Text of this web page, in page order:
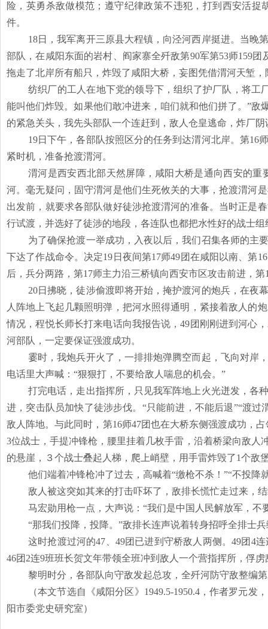
险，英勇杀敌做模范；遵守纪律政策不违犯，打到西安活
件。
18日，我军离开三原县大程镇，向泾河西岸挺进。当晚
部队，在咸阳东面的岩村、阎家寨全歼敌第90军第53师159
拖走了北岸所有船只，炸毁了咸阳大桥，妄图凭借渭河天堑
纺织厂的工人在地下党的领导下，组织了护厂队，将
能叫他们炸毁。如果他们敢冲进来，咱们就和他们拼了。”
的紧急关头，我先头部队一个连赶到，敌人仓皇逃命，炸厂
19日下午，各部队按照区分的任务到达渭河北岸。第16
紧时机，准备抢渡渭河。
渭河是西安西北部天然屏障，咸阳大桥是通向西安的
河。毫无疑问，固守渭河是他们生死攸关的大事，抢渡渭河
出发前，就要求各部队做好徒涉抢渡渭河的准备。当时正是
行试渡，并选好了徒涉的地段，各连队也都把水性好的战士
为了确保抢渡一举成功，入夜以后，我们召集各师的主
下达了作战命令。决定19日夜间第17师49团在咸阳以南、第
后，兵分两路，第17师主力沿三桥镇向西安市区攻击前进，
20日拂晓，徒涉偷渡即将开始，掩护渡河的炮兵，在夜
人阵地上飞起几颗照明弹，把河水照得通明，紧接着敌人的
情况，程悦长师长打来电话向我报告说，49团刚刚进到河心
河部队，一定要保证强渡成功。
霎时，我炮兵开火了，一排排炮弹腾空而起，飞向对岸
电话里大声喊： “狠狠打，不要给敌人喘息的机会。”
打完电话，走出指挥所，只见我军阵地上火光迸发，各
进，突击队员加快了徒涉步伐。 “只能前进，不能后退”“渡
敌人阵地。与此同时，第16师47团也在大桥东侧强渡成功，
3位战士，手提冲锋枪，腰里挂着几枚手雷，沿着桥梁向敌
的悬崖，３个战士叠起人梯，爬上峭壁，用手雷炸毁了1个
他们端着冲锋枪冲了过去，高喊着“缴枪不杀！”“不投降
敌人被这突如其来的打击吓坏了，敌排长慌忙走过来，
马宏勋用枪一点，大声说： “我们是中国人民解放军，不
“那我们投降，投降。”敌排长连声说着转身招呼全排士
这时抢渡过河的47、49团已进到守桥敌人两侧。49团4
46团2连9班班长贺文年带领全班冲到敌人一个营指挥所，俘
黎明时分，各部队向守敌发起总攻，全歼河防守敌整编第
（本文节选自《咸阳分区》 1949.5-1950.4，作者罗元发
阳市委党史研究室）